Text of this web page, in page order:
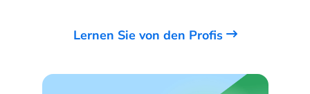
Lernen Sie von den Profis